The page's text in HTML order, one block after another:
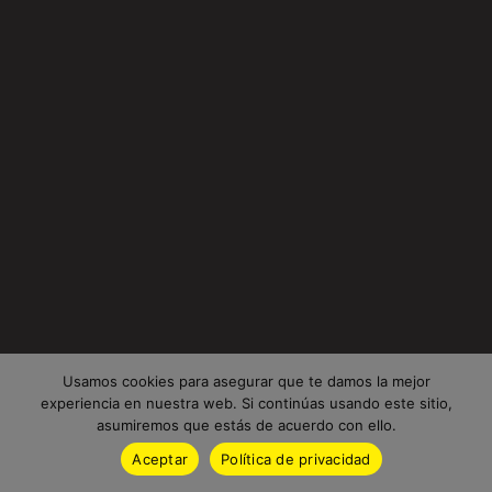
Usamos cookies para asegurar que te damos la mejor
experiencia en nuestra web. Si continúas usando este sitio,
asumiremos que estás de acuerdo con ello.
Aceptar
Política de privacidad